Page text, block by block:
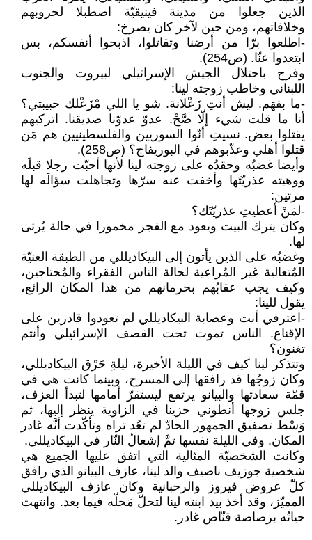
الذين جعلوا من مدينة فينيقيّة اصطبلا لحروبهم
وخلافاتهم، ومن حين لآخر كان يصرخ:
-اطلعوا برّا من أرضنا وتقاتلوا، اذبحوا أنفسكم، بس
ابتعدوا عنّا. (ص254).
وفرح باحتلال الجيش الإسرائيلي لبيروت والجنوب
اللبناني وخاطب زوجته لينا:
-ما بفهَم. ليش أنتِ زَعْلانة. شو يا اللي مْزَعْلك حبيبتي؟
أنا ما قلت شيء إلّا صَّحْ. عدوّ عدوّنا صديقنا. اتركيهم
يقتلوا بعض. نسيتِ أنّوا السوريين والفلسطينيين هم مَن
قتلوا أهلي وعذّبوهم في البوريفاج؟ (ص258).
وأيضا غضبُه وحقدُه على زوجته لينا لأنها أحبّت رجلا قبلَه
ووهبته عذريّتَها وأخفت عنه سرّها وتجاهلت سؤالَه لها
مرتين:
-لمَنْ أعطيتِ عذريّتَك؟
وكان يترك البيت ويعود مع الفجر مخمورا في حالة يُرثى
لها.
وغضبُه على الذين يأتون إلى البيكاديللي من الطبقة الغنيّة
المُتعالية غير المُراعية لحالة الناس الفقراء والمُحتاجين،
وكيف يجب عقابُهم بحرمانهم من هذا المكان الرائع،
يقول للينا:
-اعترفي أنت وعصابة البيكاديللي لم تعودوا قادرين على
الإقناع. الناس تموت تحت القصف الإسرائيلي وأنتم
تغنون؟
وتتذكر لينا كيف في الليلة الأخيرة، ليلةِ حَرْق البيكاديللي،
وكان زوجُها قد رافقها إلى المسرح، وبينما كانت هي في
قمّة سعادتها والبيانو يرتفع ليستقرّ أمامها لتبدأ العزف،
جلس زوجها أنطوني حزينا في الزاوية ينظر إليها، ثم
وَسْط تصفيق الجمهور الحادّ لم تعُد تراه وتأكّدت أنَّه غادر
المكان. وفي الليلة نفسها تمَّ إشعالُ النّار في البيكاديللي.
وكانت الشخصيّة المثالية التي اتفق عليها الجميع هي
شخصية جوزيف ناصيف والد لينا، عازف البيانو الذي رافق
كلّ عروض فيروز والرحبانية وكان عازف البيكاديللي
المميّز، وقد أخذ بيد ابنته لينا لتحلّ مَحلّه فيما بعد. وانتهت
حياتُه برصاصة قنّاص غادر.